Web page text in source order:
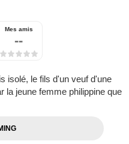
Mes amis
--
isolé, le fils d'un veuf d'une
la jeune femme philippine que